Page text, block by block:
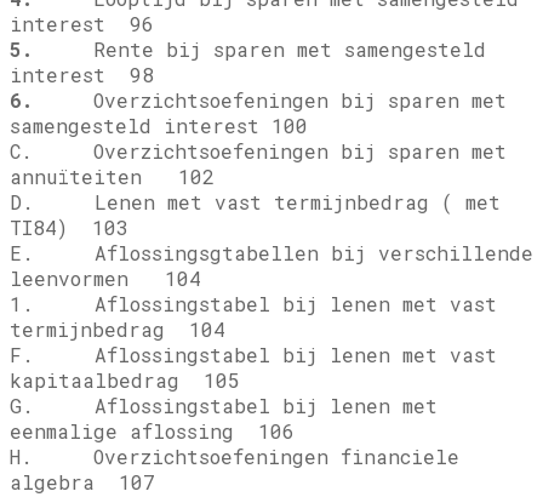
interest 96
5.
Rente bij sparen met samengesteld
interest 98
6.
Overzichtsoefeningen bij sparen met
samengesteld interest 100
C. Overzichtsoefeningen bij sparen met
annuïteiten 102
D. Lenen met vast termijnbedrag ( met
TI84) 103
E. Aflossingsgtabellen bij verschillende
leenvormen 104
1. Aflossingstabel bij lenen met vast
termijnbedrag 104
F. Aflossingstabel bij lenen met vast
kapitaalbedrag 105
G. Aflossingstabel bij lenen met
eenmalige aflossing 106
H. Overzichtsoefeningen financiele
algebra 107